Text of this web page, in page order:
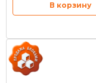
В корзину